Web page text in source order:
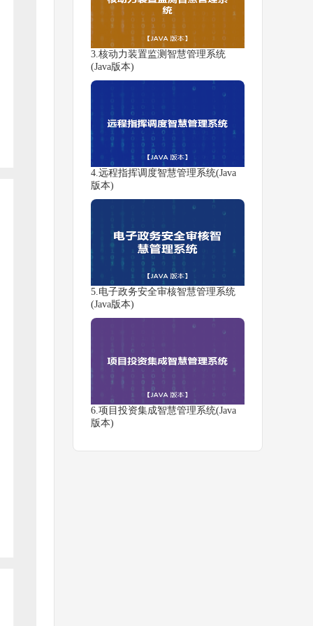
3.核动力装置监测智慧管理系统
(Java版本)
4.远程指挥调度智慧管理系统(Java
版本)
5.电子政务安全审核智慧管理系统
(Java版本)
6.项目投资集成智慧管理系统(Java
版本)